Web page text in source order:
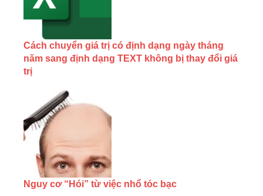
Cách chuyển giá trị có định dạng ngày tháng
năm sang định dạng TEXT không bị thay đổi giá
trị
Nguy cơ “Hói” từ việc nhổ tóc bạc